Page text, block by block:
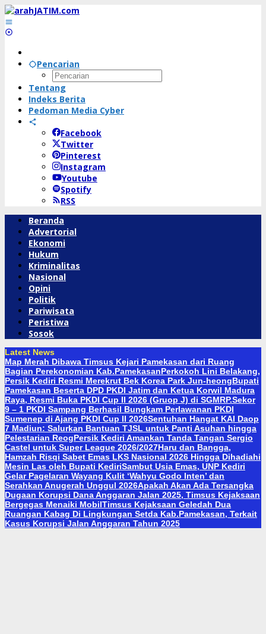
Lewati
ke
konten
Pencarian
Tentang
Indeks Berita
Pedoman Media Cyber
Facebook
Twitter
Pinterest
Instagram
Youtube
Spotify
RSS
Beranda
Advertorial
Ekonomi
Hukum
Kriminalitas
Nasional
Opini
Politik
Pariwisata
Peristiwa
Sosok
Latest News
Map Merah Dibawa Timsus Kejari Pamekasan dari Ruang
Bagian Perekonomian Kab.PamekasanPerkokoh Lini Belakang,
Persik Kediri Resmi Merekrut Bek Korea Park Jun-heongBupati
Pamekasan Beserta DPD PKDI Jatim dan Ketua Korwil Madura
Raya, Resmi Buka PKDI Cup II 2026 (Gruop J) di SGMRP.Sekor
9 – 1 PKDI Sampang Berhasil Bungkam Perlawanan PKDI
Sumenep di Ajang PKDI Cup II 2026Sentuhan Hangat KAI Daop
7 Madiun: Salurkan Bantuan TJSL untuk Panti Asuhan hingga
Pelestarian ReogPersik Kediri Amankan Tanda Tangan Sergio
Castel untuk Super League 2026/2027Haru dan Bangga,
Hamzah Risqi Sabet Emas LKS Nasional 2026 Hingga Dihadiahi
Mesin Las oleh Bupati KediriSambut Usia Emas, UNP Kediri
Gelar Pagelaran Wayang Kulit ‘Wahyu Godo Inten’ dan
Serahkan Anugerah Unggul 2026Apakah Akan Ada Tersangka
Dugaan Korupsi Dana Anggaran Jalan 2025, Timsus Kejaksaan
Bergegas Menaiki MobilTimsus Kejaksaan Geledah Dua
Ruangan Kabag Di Lingkungan Setda Kab.Pamekasan, Terkait
Kasus Korupsi Jalan Anggaran Tahun 2025